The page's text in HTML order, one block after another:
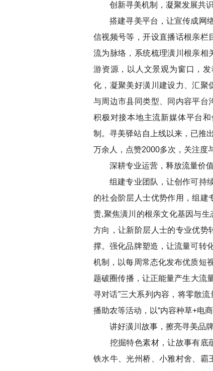
创新寻美机制，凝聚发展共识
搭建寻美平台，让宣传成网络
信视频号等，开设直播话根亲栏
流为脉络，系统梳理潢川根亲相
游资源，以人文景观为窗口，
化，凝聚美好潢川建设力、汇聚
与周边市县同类型、同内容平台
积极对接本地主流新媒体平台
制。寻美驿站自上线以来，已推
万余人，点赞2000多次，关注度
深耕专业运营，释放流量价值
组建专业团队，让创作可持续
的社会阶层人士优势作用，组建
责,聚焦潢川的根亲文化基因与
方向，让新阶层人士的专业优势
撑。强化品牌塑造，让流量可
机制，以每周常态化发布优质短
题破圈传播，让正能量产生大流
寻对话”三大系列内容，将零散
播助农等活动，以“内容种草+电
讲好潢川故事，擦亮寻美品
挖掘特色素材，让故事有底蕴
铁水牛、光州桥、小雅村舍、霸